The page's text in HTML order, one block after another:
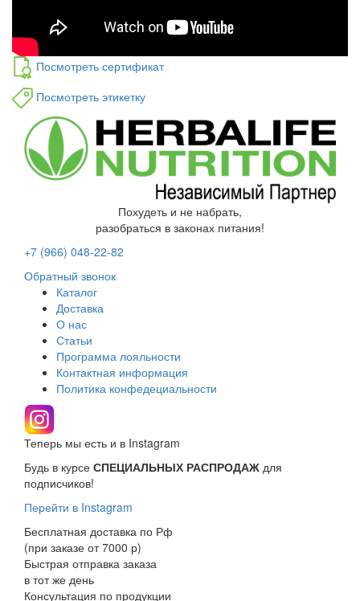
Посмотреть сертификат
Посмотреть этикетку
Похудеть и не набрать,
разобраться в законах питания!
+7 (966) 048-22-82
Обратный звонок
Каталог
Доставка
О нас
Статьи
Программа лояльности
Контактная информация
Политика конфедециальности
Теперь мы есть и в Instagram
Будь в курсе СПЕЦИАЛЬНЫХ РАСПРОДАЖ для
подписчиков!
Перейти в Instagram
Бесплатная доставка по Рф
(при заказе от 7000 р)
Быстрая отправка заказа
в тот же день
Консультация по продукции